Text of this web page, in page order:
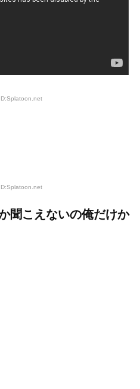
ID:Splatoon.net
ID:Splatoon.net
聞こえないの俺だけか